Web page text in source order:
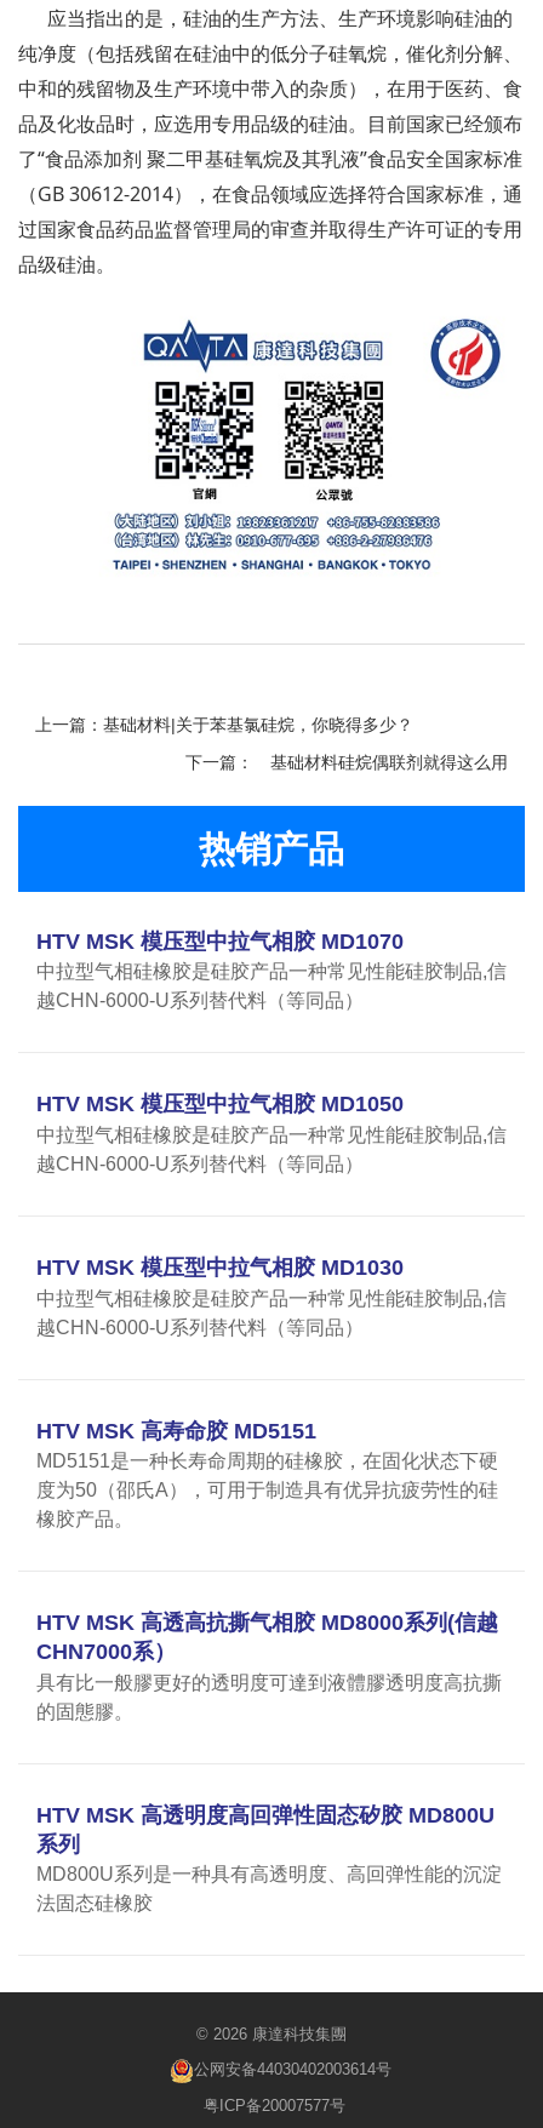
应当指出的是，硅油的生产方法、生产环境影响硅油的
纯净度（包括残留在硅油中的低分子硅氧烷，催化剂分解、
中和的残留物及生产环境中带入的杂质），在用于医药、食
品及化妆品时，应选用专用品级的硅油。目前国家已经颁布
了“食品添加剂 聚二甲基硅氧烷及其乳液”食品安全国家标准
（GB 30612-2014），在食品领域应选择符合国家标准，通
过国家食品药品监督管理局的审查并取得生产许可证的专用
品级硅油。
上一篇：基础材料|关于苯基氯硅烷，你晓得多少？
下一篇：
基础材料硅烷偶联剂就得这么用
热销产品
HTV MSK 模压型中拉气相胶 MD1070
中拉型气相硅橡胶是硅胶产品一种常见性能硅胶制品,信
越CHN-6000-U系列替代料（等同品）
HTV MSK 模压型中拉气相胶 MD1050
中拉型气相硅橡胶是硅胶产品一种常见性能硅胶制品,信
越CHN-6000-U系列替代料（等同品）
HTV MSK 模压型中拉气相胶 MD1030
中拉型气相硅橡胶是硅胶产品一种常见性能硅胶制品,信
越CHN-6000-U系列替代料（等同品）
HTV MSK 高寿命胶 MD5151
MD5151是一种长寿命周期的硅橡胶，在固化状态下硬
度为50（邵氏A），可用于制造具有优异抗疲劳性的硅
橡胶产品。
HTV MSK 高透高抗撕气相胶 MD8000系列(信越
CHN7000系）
具有比一般膠更好的透明度可達到液體膠透明度高抗撕
的固態膠。
HTV MSK 高透明度高回弹性固态矽胶 MD800U
系列
MD800U系列是一种具有高透明度、高回弹性能的沉淀
法固态硅橡胶
© 2026 康達科技集團
公网安备44030402003614号
粤ICP备20007577号